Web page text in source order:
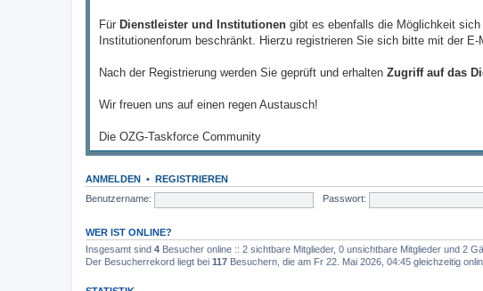
Für Dienstleister und Institutionen gibt es ebenfalls die Möglichkeit
Institutionenforum beschränkt. Hierzu registrieren Sie sich bitte mit der
Nach der Registrierung werden Sie geprüft und erhalten Zugriff auf das
Wir freuen uns auf einen regen Austausch!
Die OZG-Taskforce Community
ANMELDEN • REGISTRIEREN
Benutzername:
Passwort:
WER IST ONLINE?
Insgesamt sind 4 Besucher online :: 2 sichtbare Mitglieder, 0 unsichtbare Mitglieder und 2
Der Besucherrekord liegt bei 117 Besuchern, die am Fr 22. Mai 2026, 04:45 gleichzeitig